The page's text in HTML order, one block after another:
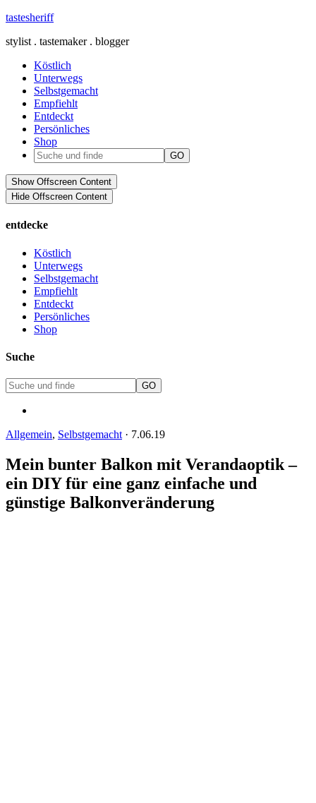
tastesheriff
stylist . tastemaker . blogger
Köstlich
Unterwegs
Selbstgemacht
Empfiehlt
Entdeckt
Persönliches
Shop
Show Offscreen Content
Hide Offscreen Content
entdecke
Köstlich
Unterwegs
Selbstgemacht
Empfiehlt
Entdeckt
Persönliches
Shop
Suche
Allgemein, Selbstgemacht · 7.06.19
Mein bunter Balkon mit Verandaoptik –
ein DIY für eine ganz einfache und
günstige Balkonveränderung